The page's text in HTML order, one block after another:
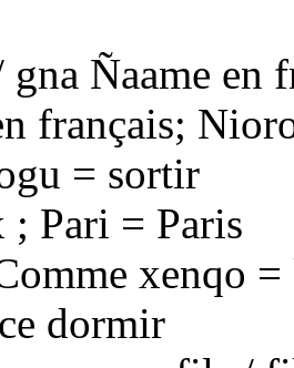
Ñaame en
français;
= sortir
; Pari = Paris
xenqo
dormir